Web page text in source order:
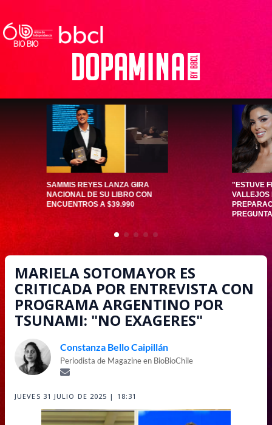
SAMMIS REYES LANZA GIRA
NACIONAL DE SU LIBRO CON
ENCUENTROS A $39.990
"ESTUVE
VALLEJOS
MARIELA SOTOMAYOR ES
CRITICADA POR ENTREVISTA CON
PROGRAMA ARGENTINO POR
TSUNAMI: "NO EXAGERES"
Constanza Bello Caipillán
Periodista de Magazine en BioBioChile
JUEVES 31 JULIO DE 2025 | 18:31